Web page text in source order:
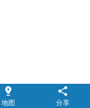
地图 分享